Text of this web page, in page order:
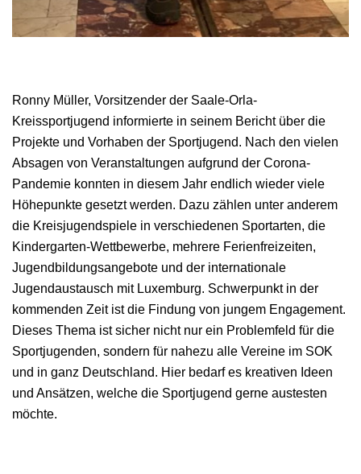
Ronny Müller, Vorsitzender der Saale-Orla-
Kreissportjugend informierte in seinem Bericht über die
Projekte und Vorhaben der Sportjugend. Nach den vielen
Absagen von Veranstaltungen aufgrund der Corona-
Pandemie konnten in diesem Jahr endlich wieder viele
Höhepunkte gesetzt werden. Dazu zählen unter anderem
die Kreisjugendspiele in verschiedenen Sportarten, die
Kindergarten-Wettbewerbe, mehrere Ferienfreizeiten,
Jugendbildungsangebote und der internationale
Jugendaustausch mit Luxemburg. Schwerpunkt in der
kommenden Zeit ist die Findung von jungem Engagement.
Dieses Thema ist sicher nicht nur ein Problemfeld für die
Sportjugenden, sondern für nahezu alle Vereine im SOK
und in ganz Deutschland. Hier bedarf es kreativen Ideen
und Ansätzen, welche die Sportjugend gerne austesten
möchte.